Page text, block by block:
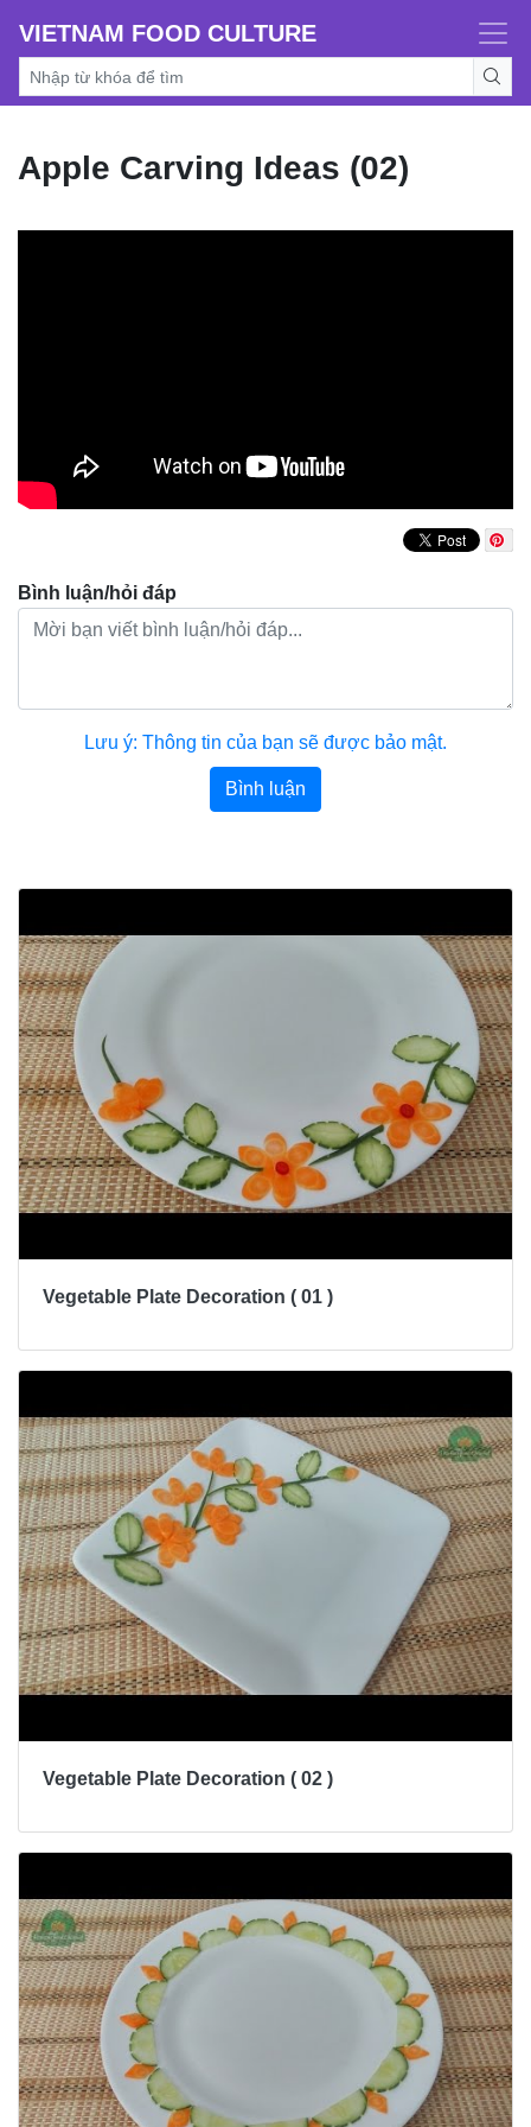
VIETNAM FOOD CULTURE
Apple Carving Ideas (02)
Bình luận/hỏi đáp
Lưu ý: Thông tin của bạn sẽ được bảo mật.
Bình luận
Vegetable Plate Decoration ( 01 )
Vegetable Plate Decoration ( 02 )